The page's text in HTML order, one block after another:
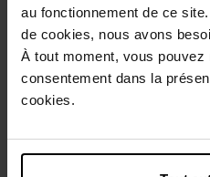
au fonctionnement de ce
de cookies, nous avons
À tout moment, vous
consentement dans la
cookies.
Description
Caractéristiques